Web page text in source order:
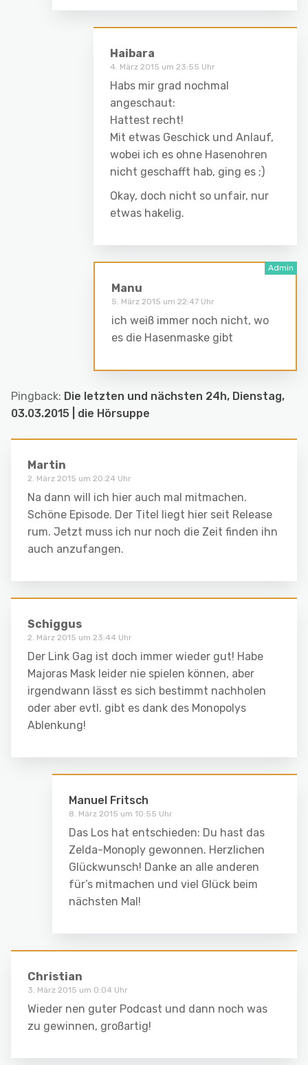
Haibara
4. März 2015 um 23:55 Uhr
Habs mir grad nochmal
angeschaut:
Hattest recht!
Mit etwas Geschick und Anlauf,
wobei ich es ohne Hasenohren
nicht geschafft hab, ging es ;)
Okay, doch nicht so unfair, nur
etwas hakelig.
Manu
5. März 2015 um 22:47 Uhr
ich weiß immer noch nicht, wo
es die Hasenmaske gibt
Pingback: Die letzten und nächsten 24h, Dienstag,
03.03.2015 | die Hörsuppe
Martin
2. März 2015 um 20:24 Uhr
Na dann will ich hier auch mal mitmachen.
Schöne Episode. Der Titel liegt hier seit Release
rum. Jetzt muss ich nur noch die Zeit finden ihn
auch anzufangen.
Schiggus
2. März 2015 um 23:44 Uhr
Der Link Gag ist doch immer wieder gut! Habe
Majoras Mask leider nie spielen können, aber
irgendwann lässt es sich bestimmt nachholen
oder aber evtl. gibt es dank des Monopolys
Ablenkung!
Manuel Fritsch
8. März 2015 um 10:55 Uhr
Das Los hat entschieden: Du hast das
Zelda-Monoply gewonnen. Herzlichen
Glückwunsch! Danke an alle anderen
für’s mitmachen und viel Glück beim
nächsten Mal!
Christian
3. März 2015 um 0:04 Uhr
Wieder nen guter Podcast und dann noch was
zu gewinnen, großartig!